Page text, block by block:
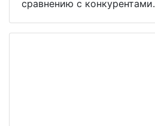
сравнению с конкурентами.